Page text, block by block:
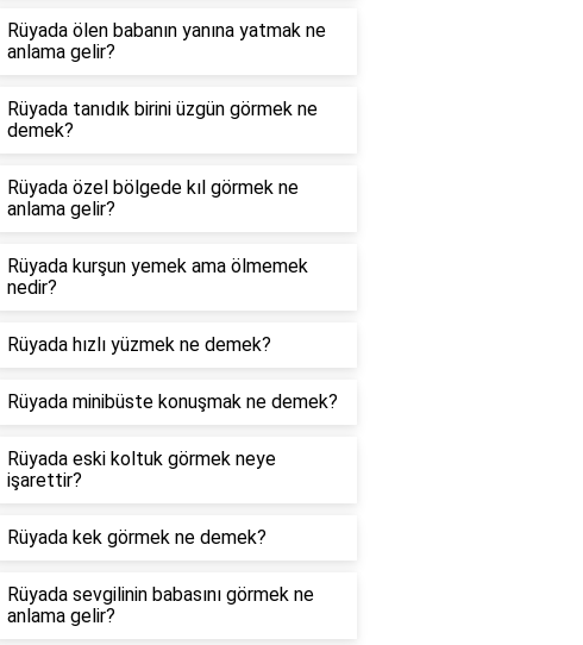
Rüyada ölen babanın yanına yatmak ne
anlama gelir?
Rüyada tanıdık birini üzgün görmek ne
demek?
Rüyada özel bölgede kıl görmek ne
anlama gelir?
Rüyada kurşun yemek ama ölmemek
nedir?
Rüyada hızlı yüzmek ne demek?
Rüyada minibüste konuşmak ne demek?
Rüyada eski koltuk görmek neye
işarettir?
Rüyada kek görmek ne demek?
Rüyada sevgilinin babasını görmek ne
anlama gelir?